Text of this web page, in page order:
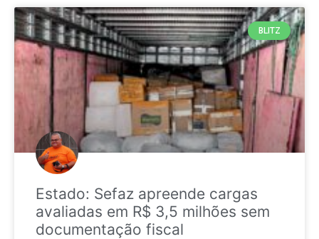
BLITZ
Estado: Sefaz apreende cargas
avaliadas em R$ 3,5 milhões sem
documentação fiscal